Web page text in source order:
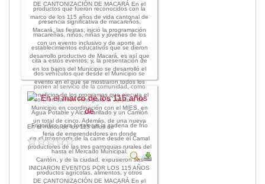
productos que fueron reconocidos con la
presencia significativa de macareños,
macareñas, niños, niñas y jóvenes de los
establecimientos educativos que se dieron
cita a estos eventos; y, la presentación de
dos vehículos que desde el Municipio se
ponen al servicio de la comunidad, como
son: un camión Hino para la Jefatura de
Agua Potable y Alcantarillado y un Camión
Frigorífico para fortalecer la cadena de frío
en el transporte de la carne desde el Camal
hasta el Mercado Municipal.
DE CANTONIZACIÓN DE MACARÁ En el
marco de los 115 años de vida cantonal de
Macará, las fiestas, inició la programación
con un evento inclusivo y de aporte al
desarrollo productivo de Macará, es así que
en los bajos del Municipio se desarrolló el
evento en el que se mostraron todos los
beneficios de los programas que ejecuta el
Municipio en coordinación con el MIES, en
un total de cinco. Además, de una nueva
feria de emprendedores en donde
productores de las tres parroquias rurales del
Cantón, y de la ciudad, expusieron sus
productos agrícolas, alimentos, y otros
En el marco de los 115 años de
INICIARON EVENTOS POR LOS 115 AÑOS
DE CANTONIZACIÓN DE MACARÁ En el